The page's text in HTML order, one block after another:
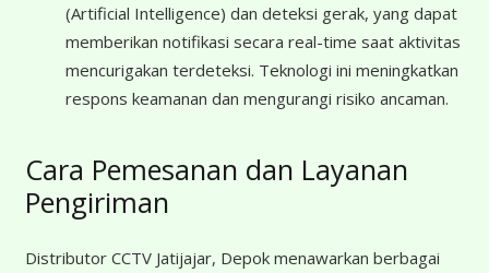
(Artificial Intelligence) dan deteksi gerak, yang dapat
memberikan notifikasi secara real-time saat aktivitas
mencurigakan terdeteksi. Teknologi ini meningkatkan
respons keamanan dan mengurangi risiko ancaman.
Cara Pemesanan dan Layanan
Pengiriman
Distributor CCTV Jatijajar, Depok menawarkan berbagai